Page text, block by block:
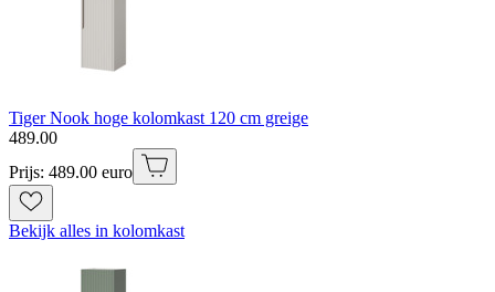
Tiger Nook hoge kolomkast 120 cm greige
489.00
Prijs: 489.00 euro
Bekijk alles in kolomkast